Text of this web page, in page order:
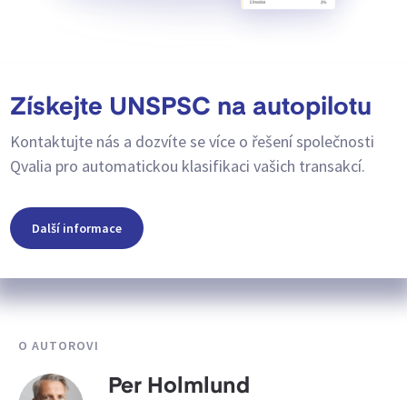
Získejte UNSPSC na autopilotu
Kontaktujte nás a dozvíte se více o řešení společnosti
Qvalia pro automatickou klasifikaci vašich transakcí.
Další informace
O AUTOROVI
Per Holmlund